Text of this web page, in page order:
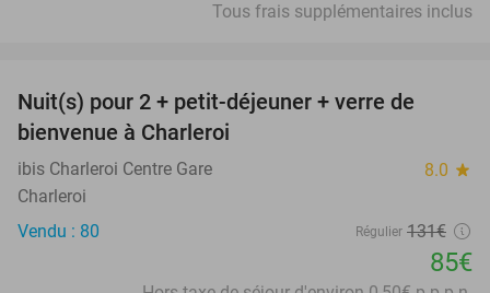
Tous frais supplémentaires inclus
Nuit(s) pour 2 + petit-déjeuner + verre de
bienvenue à Charleroi
ibis Charleroi Centre Gare 8.0 star
Charleroi
Vendu : 80
Régulier 131€
85€